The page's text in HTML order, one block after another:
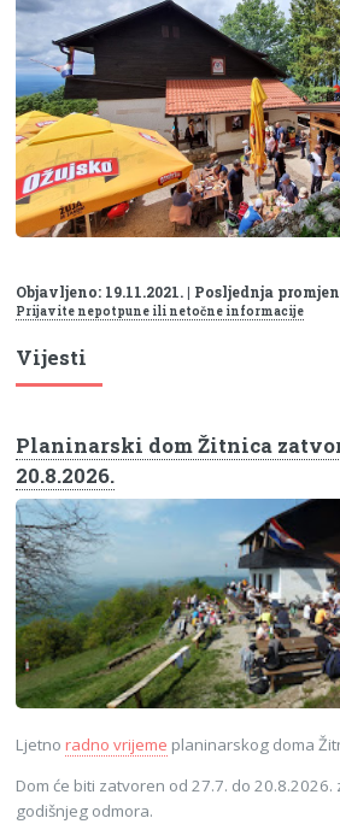
Objavljeno: 19.11.2021. | Posljednja
Prijavite nepotpune ili netočne informacije
Vijesti
Planinarski dom Žitnica
20.8.2026.
Ljetnoradno vrijeme planinarskog doma
Dom će biti zatvoren od 27.7. do
godišnjeg odmora.